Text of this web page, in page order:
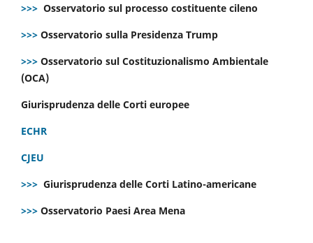
>>> Osservatorio sul processo costituente cileno
>>> Osservatorio sulla Presidenza Trump
>>> Osservatorio sul Costituzionalismo Ambientale
(OCA)
Giurisprudenza delle Corti europee
ECHR
CJEU
>>> Giurisprudenza delle Corti Latino-americane
>>> Osservatorio Paesi Area Mena